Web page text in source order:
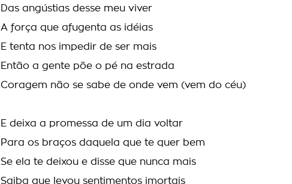
Das angústias desse meu viver
A força que afugenta as idéias
E tenta nos impedir de ser mais
Então a gente põe o pé na estrada
Coragem não se sabe de onde vem (vem do céu)
E deixa a promessa de um dia voltar
Para os braços daquela que te quer bem
Se ela te deixou e disse que nunca mais
Saiba que levou sentimentos imortais